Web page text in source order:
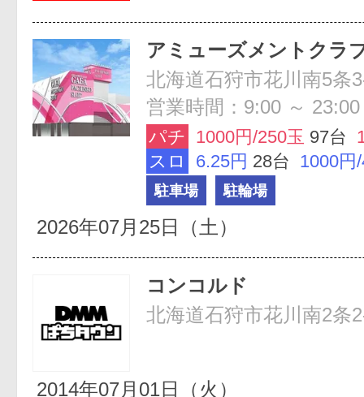
アミューズメントクラ
北海道石狩市花川南5条
営業時間：9:00 ～ 23:00
パチ 1000円/250玉 97台
スロ
6.25円 28台 1000円
駐車場 駐輪場
2026年07月25日（土）
コンコルド
北海道石狩市花川南2条
2014年07月01日（火）